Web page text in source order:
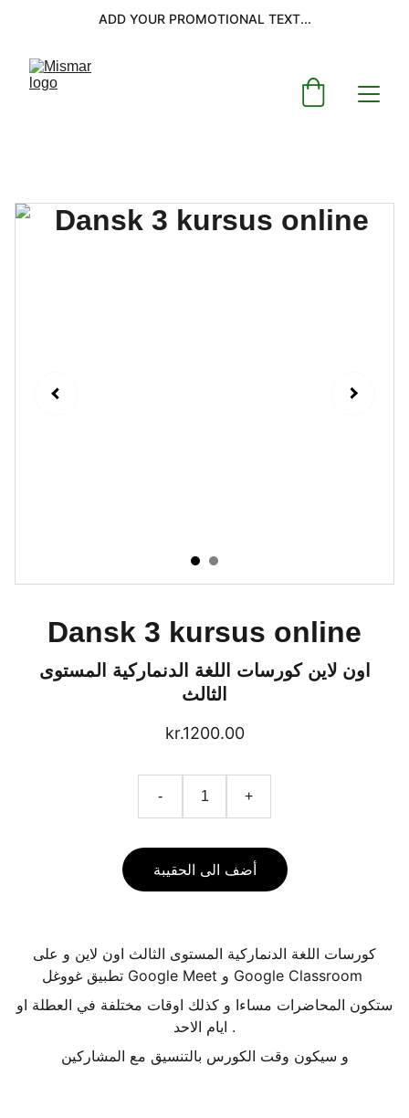
ADD YOUR PROMOTIONAL TEXT...
Dansk 3 kursus online
اون لاين كورسات اللغة الدنماركية المستوى
الثالث
kr.1200.00
- +
أضف الى الحقيبة
كورسات اللغة الدنماركية المستوى الثالث اون لاين و على
تطبيق غووغل Google Meet و Google Classroom
ستكون المحاضرات مساءا و كذلك اوقات مختلفة في العطلة او
ايام الاحد .
و سيكون وقت الكورس بالتنسيق مع المشاركين